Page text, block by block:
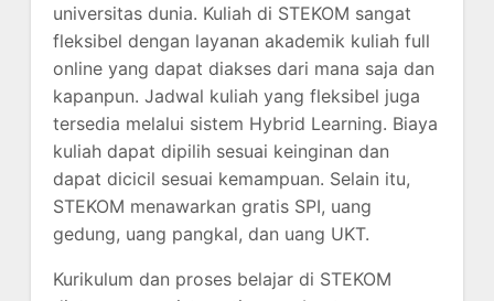
universitas dunia. Kuliah di STEKOM sangat
fleksibel dengan layanan akademik kuliah full
online yang dapat diakses dari mana saja dan
kapanpun. Jadwal kuliah yang fleksibel juga
tersedia melalui sistem Hybrid Learning. Biaya
kuliah dapat dipilih sesuai keinginan dan
dapat dicicil sesuai kemampuan. Selain itu,
STEKOM menawarkan gratis SPI, uang
gedung, uang pangkal, dan uang UKT.
Kurikulum dan proses belajar di STEKOM